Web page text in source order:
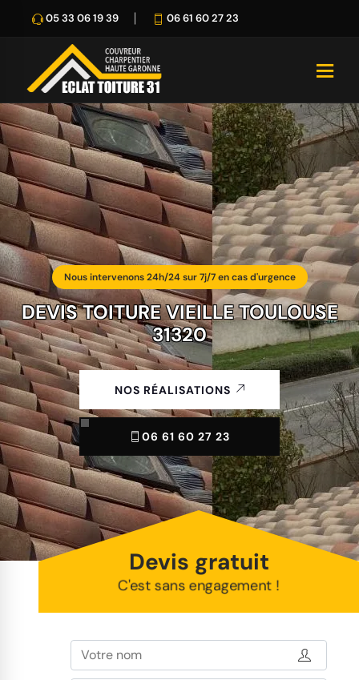
05 33 06 19 39 06 61 60 27 23
Nous intervenons 24h/24 sur 7j/7 en cas d'urgence
DEVIS TOITURE VIEILLE TOULOUSE
31320
NOS RÉALISATIONS
06 61 60 27 23
Devis gratuit
C'est sans engagement !